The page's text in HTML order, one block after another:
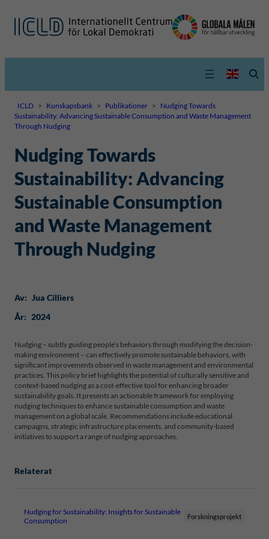
ICLD > Kunskapsbank > Publikationer > Nudging Towards
Sustainability: Advancing Sustainable Consumption and Waste Management
Through Nudging
Nudging Towards
Sustainability: Advancing
Sustainable Consumption
and Waste Management
Through Nudging
Av: Jua Cilliers
År: 2024
Nudging – subtly guiding people’s behaviors through modifying the decision-
making environment – can effectively promote sustainable behaviors, with
significant improvements observed in waste management and environmental
practices. This policy brief highlights the potential of culturally sensitive and
context-based nudging as a cost-effective tool for enhancing broader
sustainability goals. It presents an actionable framework for employing
nudging techniques to enhance sustainable consumption and waste
management on a global scale. Recommendations include educational
campaigns, strategic infrastructure placements, and community-based
initiatives to support a range of nudging approaches.
Relaterat
Nudging for Sustainability: Insights for Sustainable
Consumption
Forskningsprojekt